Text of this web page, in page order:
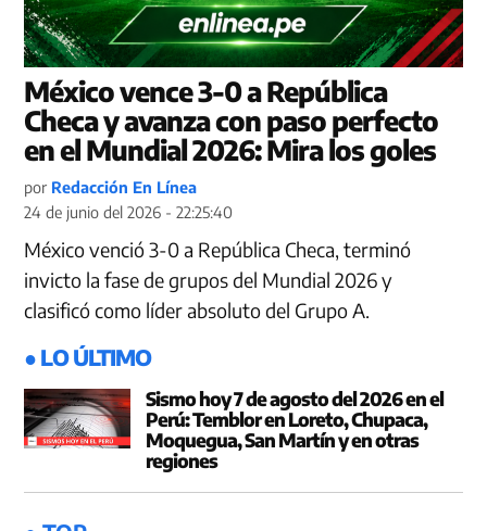
México vence 3-0 a República
Checa y avanza con paso perfecto
en el Mundial 2026: Mira los goles
por Redacción En Línea
24 de junio del 2026 - 22:25:40
México venció 3-0 a República Checa, terminó
invicto la fase de grupos del Mundial 2026 y
clasificó como líder absoluto del Grupo A.
● LO ÚLTIMO
Sismo hoy 7 de agosto del 2026 en el
Perú: Temblor en Loreto, Chupaca,
Moquegua, San Martín y en otras
regiones